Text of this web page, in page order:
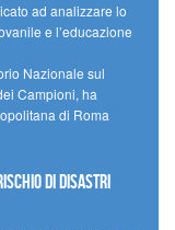
ad analizzare lo
e l’educazione
Nazionale sul
Campioni, ha
di Roma
di disastri